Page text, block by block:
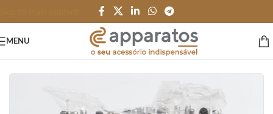
MENU
CANETAS LÁPIS e AFINS/Plastico